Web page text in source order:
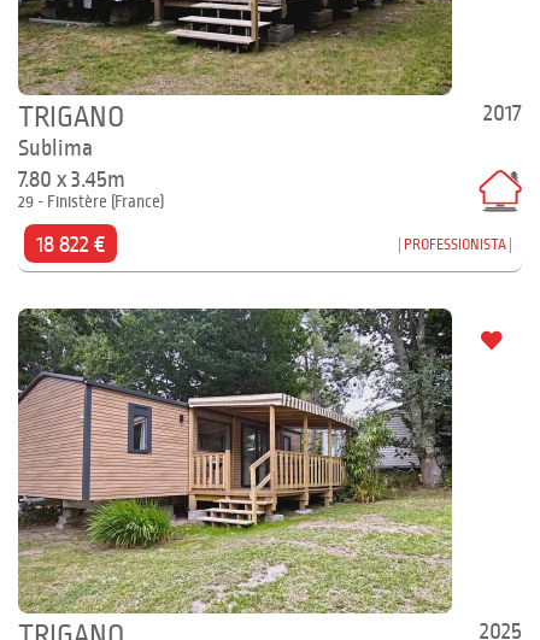
2017
TRIGANO
Sublima
7.80 x 3.45m
29 - Finistère (France)
18 822 € PROFESSIONISTA
2025